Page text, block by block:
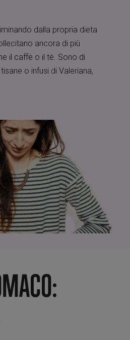
dalla propria dieta
ancora di più
il caffè o il tè. Sono di
o infusi di Valeriana,